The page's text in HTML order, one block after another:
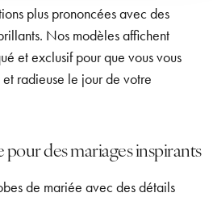
plus prononcées avec des
Nos modèles affichent
et exclusif pour que vous vous
radieuse le jour de votre
pour des mariages inspirants
de mariée avec des détails